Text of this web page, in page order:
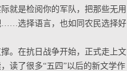
就是检阅你的军队，把那些无用
……选择语言，也如同农民选择好
。在抗日战争开始，正式走上文
读了很多“五四”以后的新文学作